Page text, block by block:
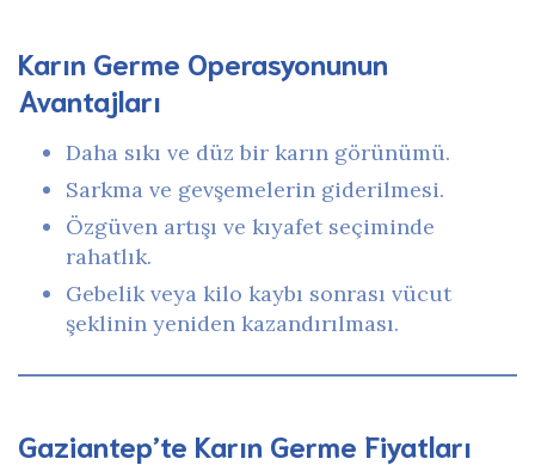
Karın Germe Operasyonunun
Avantajları
Daha sıkı ve düz bir karın görünümü.
Sarkma ve gevşemelerin giderilmesi.
Özgüven artışı ve kıyafet seçiminde
rahatlık.
Gebelik veya kilo kaybı sonrası vücut
şeklinin yeniden kazandırılması.
Gaziantep’te Karın Germe Fiyatları